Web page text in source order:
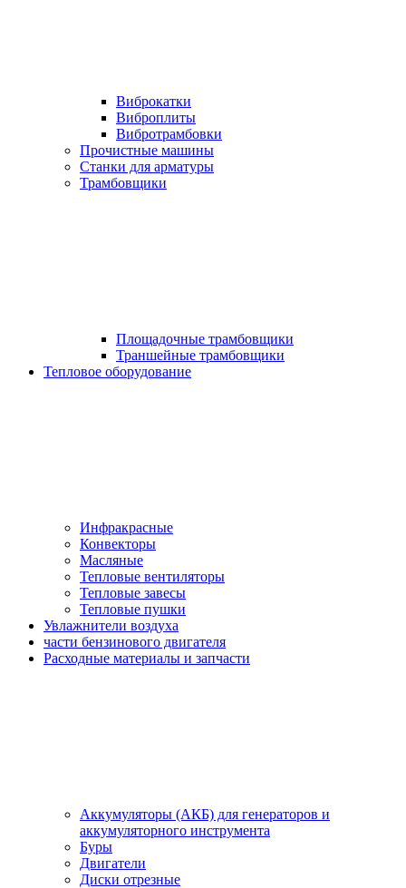
Виброкатки
Виброплиты
Вибротрамбовки
Прочистные машины
Станки для арматуры
Трамбовщики
Площадочные трамбовщики
Траншейные трамбовщики
Тепловое оборудование
Инфракрасные
Конвекторы
Масляные
Тепловые вентиляторы
Тепловые завесы
Тепловые пушки
Увлажнители воздуха
части бензинового двигателя
Расходные материалы и запчасти
Аккумуляторы (АКБ) для генераторов и
аккумуляторного инструмента
Буры
Двигатели
Диски отрезные